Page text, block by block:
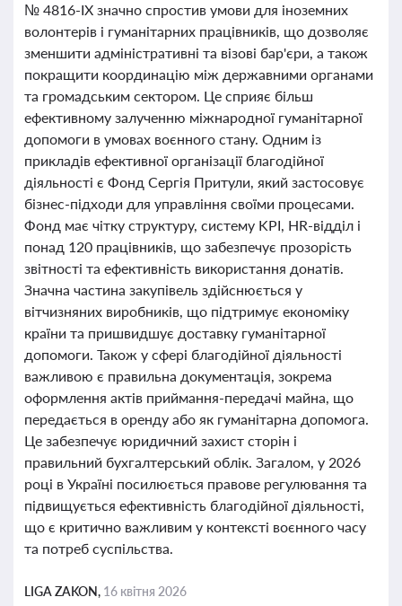
№ 4816-IX значно спростив умови для іноземних
волонтерів і гуманітарних працівників, що дозволяє
зменшити адміністративні та візові бар'єри, а також
покращити координацію між державними органами
та громадським сектором. Це сприяє більш
ефективному залученню міжнародної гуманітарної
допомоги в умовах воєнного стану. Одним із
прикладів ефективної організації благодійної
діяльності є Фонд Сергія Притули, який застосовує
бізнес-підходи для управління своїми процесами.
Фонд має чітку структуру, систему KPI, HR-відділ і
понад 120 працівників, що забезпечує прозорість
звітності та ефективність використання донатів.
Значна частина закупівель здійснюється у
вітчизняних виробників, що підтримує економіку
країни та пришвидшує доставку гуманітарної
допомоги. Також у сфері благодійної діяльності
важливою є правильна документація, зокрема
оформлення актів приймання-передачі майна, що
передається в оренду або як гуманітарна допомога.
Це забезпечує юридичний захист сторін і
правильний бухгалтерський облік. Загалом, у 2026
році в Україні посилюється правове регулювання та
підвищується ефективність благодійної діяльності,
що є критично важливим у контексті воєнного часу
та потреб суспільства.
LIGA ZAKON, 16 квітня 2026